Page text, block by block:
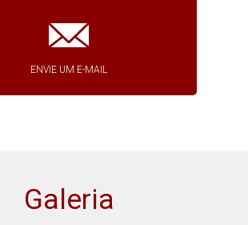
ENVIE UM E-MAIL
Galeria